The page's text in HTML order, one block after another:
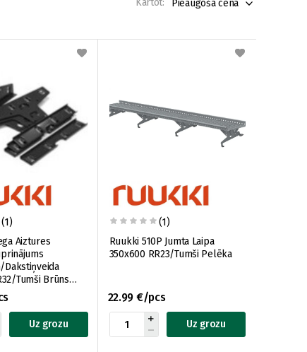
Kārtot: Pieaugošā cena
(1)
Aiztures
Tumši Brūns
Uz grozu
(1)
Ruukki 510P Jumta Laipa
350x600 RR23/Tumši Pelēka
22.99 €/pcs
Uz grozu